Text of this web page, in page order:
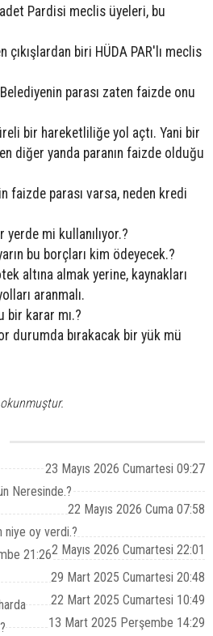
Pardisi meclis üyeleri, bu
çıkışlardan biri HÜDA PAR'lı meclis
parası zaten faizde onu
bir hareketliliğe yol açtı. Yani bir
diğer yanda paranın faizde olduğu
faizde parası varsa, neden kredi
mi kullanılıyor.?
bu borçları kim ödeyecek.?
altına almak yerine, kaynakları
aranmalı.
bir karar mı.?
durumda bırakacak bir yük mü
23 Mayıs 2026 Cumartesi 09:27
Neresinde.?
22 Mayıs 2026 Cuma 07:58
niye oy verdi.?
2 Mayıs 2026 Cumartesi 22:01
21:26
29 Mart 2025 Cumartesi 20:48
22 Mart 2025 Cumartesi 10:49
13 Mart 2025 Perşembe 14:29